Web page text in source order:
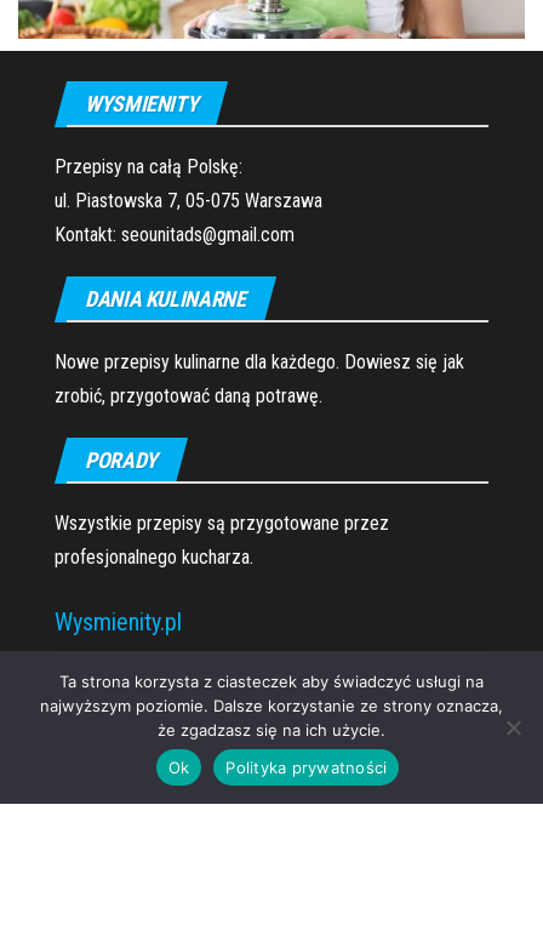
WYSMIENITY
Przepisy na całą Polskę:
ul. Piastowska 7, 05-075 Warszawa
Kontakt: seounitads@gmail.com
DANIA KULINARNE
Nowe przepisy kulinarne dla każdego. Dowiesz się jak
zrobić, przygotować daną potrawę.
PORADY
Wszystkie przepisy są przygotowane przez
profesjonalnego kucharza.
Wysmienity.pl
O nas
Proudly powered by WordPress |Theme:Envo Magazine
Ta strona korzysta z ciasteczek aby świadczyć usługi na
najwyższym poziomie. Dalsze korzystanie ze strony oznacza,
że zgadzasz się na ich użycie.
Ok
Polityka prywatności